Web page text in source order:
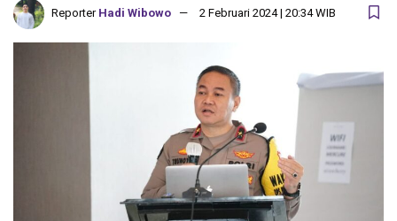
Reporter Hadi Wibowo 2 Februari 2024 | 20:34 WIB